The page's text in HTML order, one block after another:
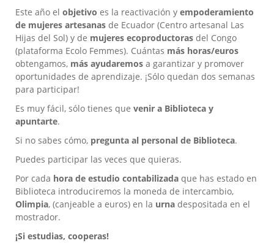
Este año el objetivo es la reactivación y empoderamiento
de mujeres artesanas de Ecuador (Centro artesanal Las
Hijas del Sol) y de mujeres ecoproductoras del Congo
(plataforma Ecolo Femmes). Cuántas más horas/euros
obtengamos, más ayudaremos a garantizar y promover
oportunidades de aprendizaje. ¡Sólo quedan dos semanas
para participar!
Es muy fácil, sólo tienes que venir a Biblioteca y
apuntarte.
Si no sabes cómo, pregunta al personal de Biblioteca.
Puedes participar las veces que quieras.
Por cada hora de estudio contabilizada que has estado en
Biblioteca introduciremos la moneda de intercambio,
Olimpia, (canjeable a euros) en la urna despositada en el
mostrador.
¡Si estudias, cooperas!